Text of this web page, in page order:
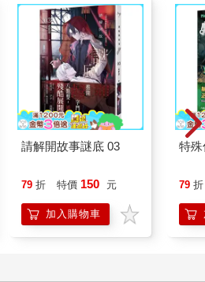
請解開故事謎底 03
79 折 特價 150 元
加入購物車
特
79 折